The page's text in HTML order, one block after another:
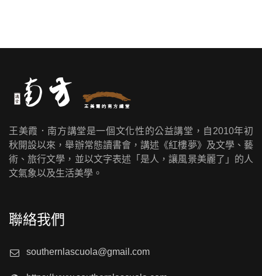
王美霞．南方講堂是一個文化性的公益講堂，自2010年初
秋開設以來，舉辦常態讀書會，講述《紅樓夢》及文學、藝
術、旅行文學，並以文字表述「是人，讓風景美麗了」的人
文氣象以及生活美學。
聯絡我們
southernlascuola@gmail.com